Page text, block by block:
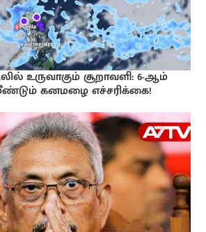
உருவாகும் சூறாவளி: 6-ஆம்
மீண்டும் கனமழை எச்சரிக்கை!